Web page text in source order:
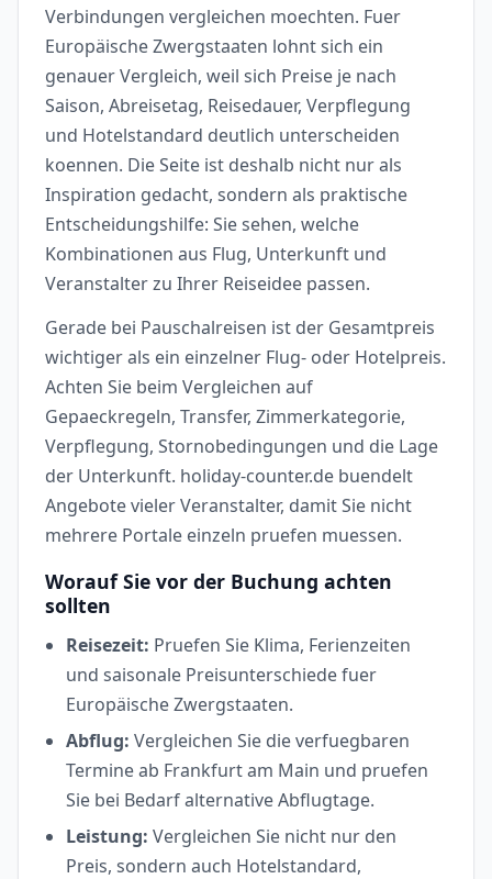
Verbindungen vergleichen moechten. Fuer
Europäische Zwergstaaten lohnt sich ein
genauer Vergleich, weil sich Preise je nach
Saison, Abreisetag, Reisedauer, Verpflegung
und Hotelstandard deutlich unterscheiden
koennen. Die Seite ist deshalb nicht nur als
Inspiration gedacht, sondern als praktische
Entscheidungshilfe: Sie sehen, welche
Kombinationen aus Flug, Unterkunft und
Veranstalter zu Ihrer Reiseidee passen.
Gerade bei Pauschalreisen ist der Gesamtpreis
wichtiger als ein einzelner Flug- oder Hotelpreis.
Achten Sie beim Vergleichen auf
Gepaeckregeln, Transfer, Zimmerkategorie,
Verpflegung, Stornobedingungen und die Lage
der Unterkunft. holiday-counter.de buendelt
Angebote vieler Veranstalter, damit Sie nicht
mehrere Portale einzeln pruefen muessen.
Worauf Sie vor der Buchung achten
sollten
Reisezeit: Pruefen Sie Klima, Ferienzeiten
und saisonale Preisunterschiede fuer
Europäische Zwergstaaten.
Abflug: Vergleichen Sie die verfuegbaren
Termine ab Frankfurt am Main und pruefen
Sie bei Bedarf alternative Abflugtage.
Leistung: Vergleichen Sie nicht nur den
Preis, sondern auch Hotelstandard,